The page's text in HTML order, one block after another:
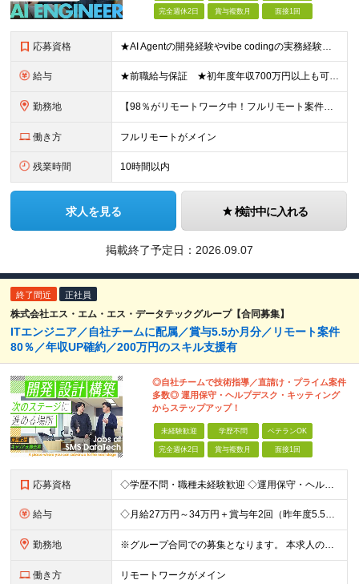
完全週休2日 賞与複数月 面接1回
応募資格 ★AI Agentの開発経験やvibe codingの実務経験は不問！ ■開発エンジニアとしての実務経験をお持ちの方 ■AI Agentの仕組みを理解している、またはClaude Code、Code
給与 ★前職給与保証 ★初年度年収700万円以上も可能 月給34万円～75万円＋賞与年2回＋各種手当 ◎スキルや経験などを考慮。前職から給与アップをお約束します！ ◎上記月給には固定残業代30時間分(6
勤務地 【98％がリモートワーク中！フルリモート案件も豊富】 秋葉原オフィス、福岡オフィス、 リモートワークまたは全国のプロジェクト先にて勤務となります ※転勤はありません ＜本社＞ 東京都台東区台東4-
働き方 フルリモートがメイン
残業時間 10時間以内
求人を見る 検討中に入れる
掲載終了予定日： 2026.09.07
終了間近 正社員
株式会社エス・エム・エス・データテックグループ【合同募集】
ITエンジニア／自社チームに配属／賞与5.5か月分／リモート案件
80％／年収UP確約／200万円のスキル支援有
◎自社チームで技術指導／直請け・プライム案件
多数◎ 運用保守・ヘルプデスク・キッティング
からステップアップ！
未経験歓迎 学歴不問 ベテランOK
完全週休2日 賞与複数月 面接1回
応募資格 ◇学歴不問・職種未経験歓迎 ◇運用保守・ヘルプデスクなど…IT業界の経験があればOK ◎第二新卒歓迎 必須条件―MUST― ○IT業界の経験がある方 運用保守・ヘルプデスク・キッティングなど… まず
給与 ◇月給27万円～34万円＋賞与年2回（昨年度5.5カ月分） ★前職の給与を保証します！ ※残業代全額支給 ※一律手当を含む ※今までの経験・スキルを考慮のうえ決定 ＼豊かな経験をお持ちの方は加給優
勤務地 ※グループ合同での募集となります。 本求人の雇用は「 株式会社エス・エム・エス・データテック 」となります。 ◇転勤なし ◇8割がリモート案件 ◇東京・大阪・名古屋の拠点、またはプロジェクト先へ配
働き方 リモートワークがメイン